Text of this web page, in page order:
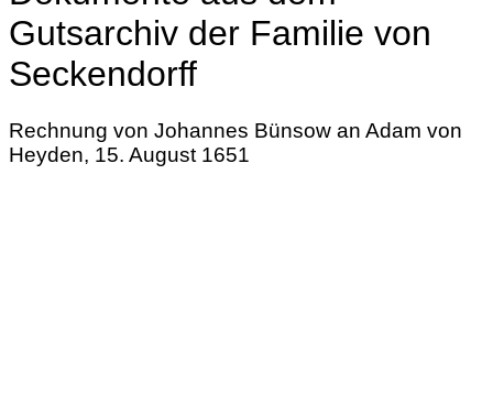
Gutsarchiv der Familie von
Seckendorff
Rechnung von Johannes Bünsow an Adam von
Heyden, 15. August 1651